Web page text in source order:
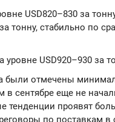
USD820–830 за
тонну, стабильно по
USD920–930 за
были отмечены
сентябре еще не
тенденции проявят
по поставкам в